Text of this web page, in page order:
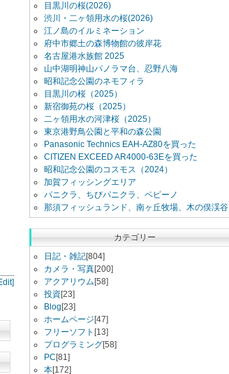
目黒川の桜(2026)
渋川・二ヶ領用水の桜(2026)
江ノ島のイルミネーション
府中市郷土の森博物館の彼岸花
名古屋港水族館 2025
山中湖明神山パノラマ台、忍野八海
昭和記念公園のネモフィラ
目黒川の桜（2025）
新宿御苑の桜（2025）
二ヶ領用水の河津桜（2025）
東京港野鳥公園と平和の森公園
Panasonic Technics EAH-AZ80を買った
CITIZEN EXCEED AR4000-63Eを買った
昭和記念公園のコスモス（2024）
加賀フィッシングエリア
パニクラ、ちびパニクラ、ペピーノ
那須フィッシュランド、南ヶ丘牧場、木の俣渓谷
カテゴリー
日記・雑記[804]
カメラ・写真[200]
アクアリウム [58]
投資[23]
Blog [23]
ホームページ [47]
フリーソフト [13]
プログラミング[58]
PC [81]
本[172]